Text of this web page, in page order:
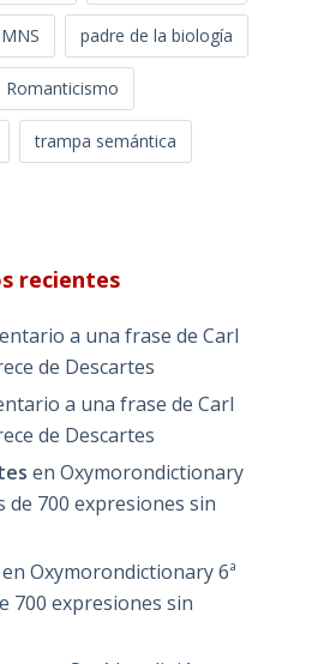
padre de la biología
Romanticismo
trampa semántica
recientes
a una frase de Carl
de Descartes
a una frase de Carl
de Descartes
en Oxymorondictionary
de 700 expresiones sin
en Oxymorondictionary 6ª
700 expresiones sin